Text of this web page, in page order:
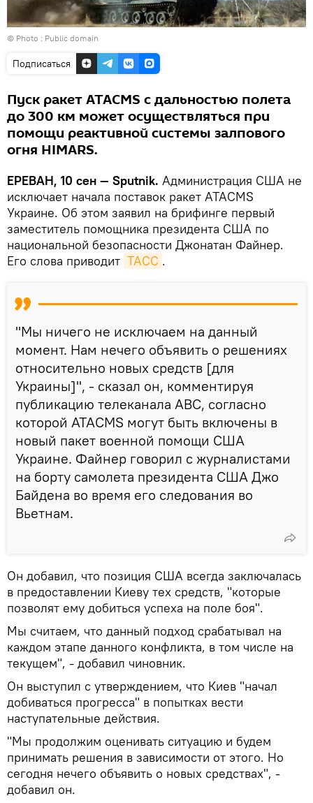
© Photo : Public domain
Подписаться
Пуск ракет ATACMS с дальностью полета
до 300 км может осуществляться при
помощи реактивной системы залпового
огня HIMARS.
ЕРЕВАН, 10 сен — Sputnik. Администрация США не
исключает начала поставок ракет ATACMS
Украине. Об этом заявил на брифинге первый
заместитель помощника президента США по
национальной безопасности Джонатан Файнер.
Его слова приводит ТАСС .
"Мы ничего не исключаем на данный
момент. Нам нечего объявить о решениях
относительно новых средств [для
Украины]", - сказал он, комментируя
публикацию телеканала ABC, согласно
которой ATACMS могут быть включены в
новый пакет военной помощи США
Украине. Файнер говорил с журналистами
на борту самолета президента США Джо
Байдена во время его следования во
Вьетнам.
Он добавил, что позиция США всегда заключалась
в предоставлении Киеву тех средств, "которые
позволят ему добиться успеха на поле боя".
Мы считаем, что данный подход срабатывал на
каждом этапе данного конфликта, в том числе на
текущем", - добавил чиновник.
Он выступил с утверждением, что Киев "начал
добиваться прогресса" в попытках вести
наступательные действия.
"Мы продолжим оценивать ситуацию и будем
принимать решения в зависимости от этого. Но
сегодня нечего объявить о новых средствах", -
добавил он.